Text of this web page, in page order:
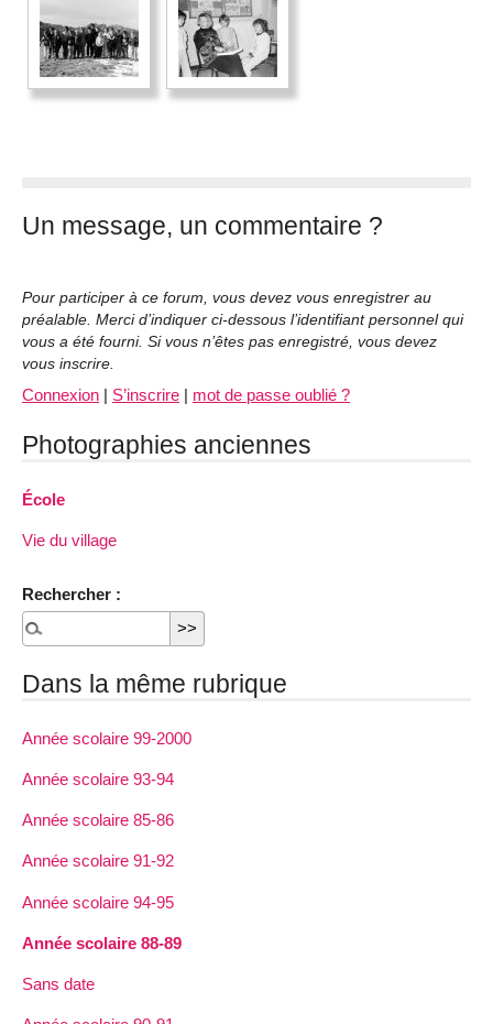
Un message, un commentaire ?
Pour participer à ce forum, vous devez vous enregistrer au
préalable. Merci d’indiquer ci-dessous l’identifiant personnel qui
vous a été fourni. Si vous n’êtes pas enregistré, vous devez
vous inscrire.
Connexion | S’inscrire | mot de passe oublié ?
Photographies anciennes
École
Vie du village
Rechercher :
Dans la même rubrique
Année scolaire 99-2000
Année scolaire 93-94
Année scolaire 85-86
Année scolaire 91-92
Année scolaire 94-95
Année scolaire 88-89
Sans date